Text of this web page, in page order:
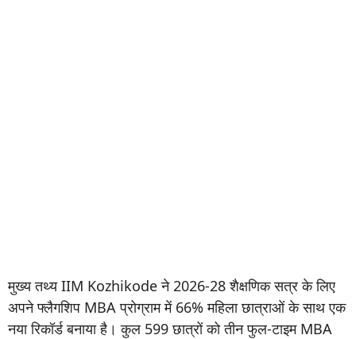
मुख्य तथ्य IIM Kozhikode ने 2026-28 शैक्षणिक सत्र के लिए
अपने फ्लैगशिप MBA प्रोग्राम में 66% महिला छात्राओं के साथ एक
नया रिकॉर्ड बनाया है। कुल 599 छात्रों को तीन फुल-टाइम MBA